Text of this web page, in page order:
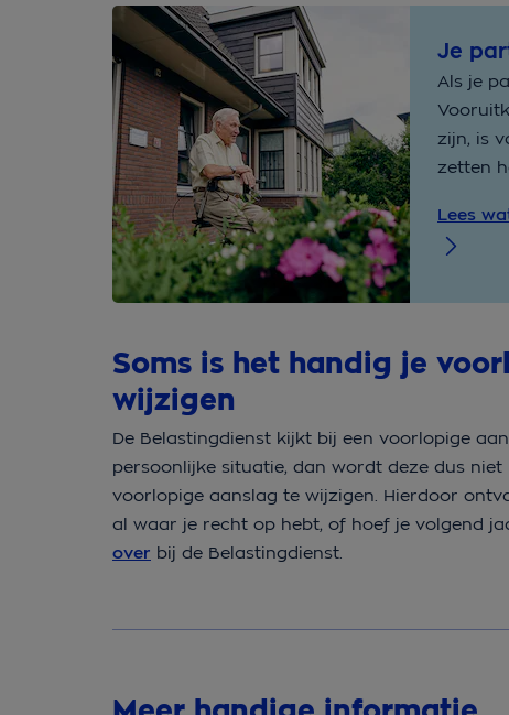
Je
Als je
zijn, is
zetten
Lees
Soms is het handig je
wijzigen
De Belastingdienst kijkt bij een voorlopige
persoonlijke situatie, dan wordt deze dus
voorlopige aanslag te wijzigen. Hierdoor
al waar je recht op hebt, of hoef je volgend
over bij de Belastingdienst.